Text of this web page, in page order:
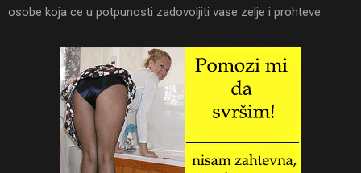
osobe koja ce u potpunosti zadovoljiti vase zelje i prohteve